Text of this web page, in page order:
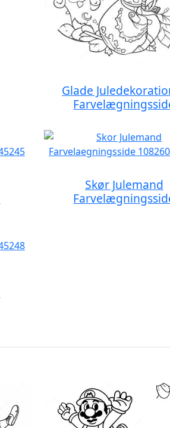
Glade
Skør Julemand